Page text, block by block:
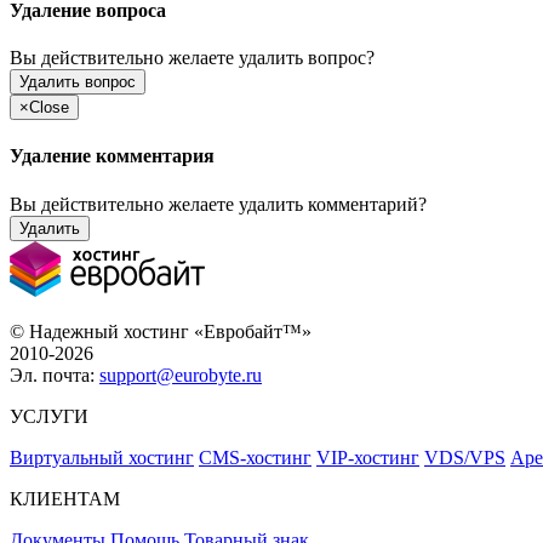
Удаление вопроса
Вы действительно желаете удалить вопрос?
Удалить вопрос
×Close
Удаление комментария
Вы действительно желаете удалить комментарий?
Удалить
© Надежный хостинг «Евробайт™»
2010-2026
Эл. почта: support@eurobyte.ru
УСЛУГИ
Виртуальный хостинг CMS-хостинг VIP-хостинг VDS/VPS
КЛИЕНТАМ